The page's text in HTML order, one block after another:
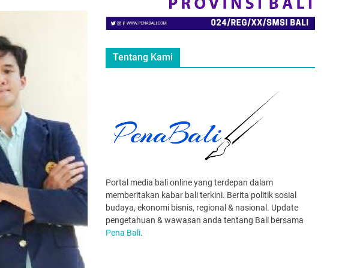
Tentang Kami
Portal media bali online yang terdepan dalam
memberitakan kabar bali terkini. Berita politik sosial
budaya, ekonomi bisnis, regional & nasional. Update
pengetahuan & wawasan anda tentang Bali bersama
Pena Bali.